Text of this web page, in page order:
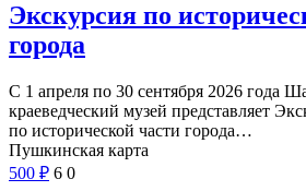
Экскурсия по
города
С 1 апреля по 30 сентября 2026 года
краеведческий музей представляет
по исторической части города…
Пушкинская карта
500 ₽ 6 0